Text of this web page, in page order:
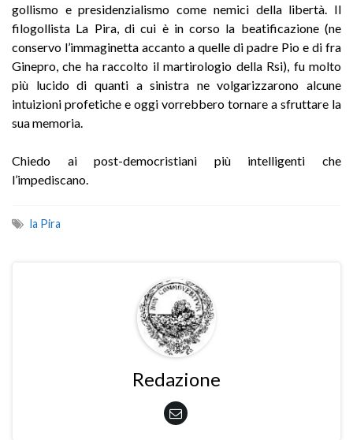
gollismo e presidenzialismo come nemici della libertà. Il
filogollista La Pira, di cui è in corso la beatificazione (ne
conservo l’immaginetta accanto a quelle di padre Pio e di fra
Ginepro, che ha raccolto il martirologio della Rsi), fu molto
più lucido di quanti a sinistra ne volgarizzarono alcune
intuizioni profetiche e oggi vorrebbero tornare a sfruttare la
sua memoria.
Chiedo ai post-democristiani più intelligenti che
l’impediscano.
la Pira
Redazione